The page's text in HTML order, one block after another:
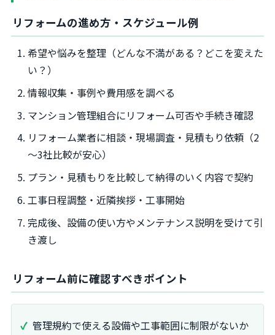
リフォームの進め方・スケジュール例
希望や悩みを整理（どんな不満がある？どこを変えた
い？）
情報収集・事例や費用感を調べる
マンション管理組合にリフォーム可否や手続き確認
リフォーム業者に相談・現場調査・見積もり依頼（2
～3社比較が安心）
プラン・見積もりを比較して納得のいく内容で契約
工事日程調整・近隣挨拶・工事開始
完成後、設備の使い方やメンテナンス説明を受けて引
き渡し
リフォーム前に確認すべきポイント
管理規約で使える設備や工事範囲に制限がないか